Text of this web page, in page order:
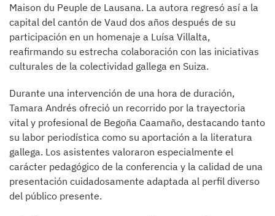
Maison du Peuple de Lausana. La autora regresó así a la
capital del cantón de Vaud dos años después de su
participación en un homenaje a Luísa Villalta,
reafirmando su estrecha colaboración con las iniciativas
culturales de la colectividad gallega en Suiza.
Durante una intervención de una hora de duración,
Tamara Andrés ofreció un recorrido por la trayectoria
vital y profesional de Begoña Caamaño, destacando tanto
su labor periodística como su aportación a la literatura
gallega. Los asistentes valoraron especialmente el
carácter pedagógico de la conferencia y la calidad de una
presentación cuidadosamente adaptada al perfil diverso
del público presente.